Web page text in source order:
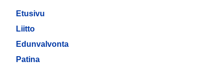
Etusivu
Liitto
Edunvalvonta
Patina